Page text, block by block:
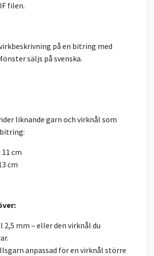
filen.
på en bitring med
säljs på svenska.
liknande garn och virknål som
11 cm
cm
2,5 mm – eller den virknål du
anpassad för en virknål större